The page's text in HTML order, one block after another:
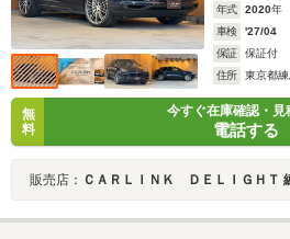
年式 2020年
車検
'27/04
保証
保証付
住所
東京都
無
料
今すぐ在庫確認・見
電話する
販売店： ＣＡＲＬＩＮＫ ＤＥＬＩＧＨＴ